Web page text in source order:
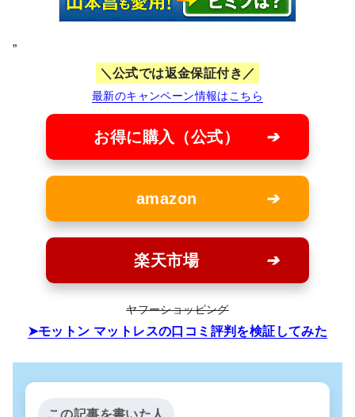
”
公式では返金保証付き
最新のキャンペーン情報はこちら
お得に購入（公式）
amazon
楽天市場
ヤフーショッピング
モットン マットレスの口コミ評判を検証してみた